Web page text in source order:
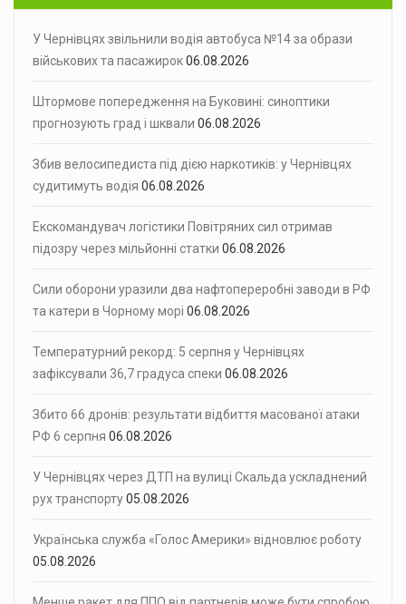
У Чернівцях звільнили водія автобуса №14 за образи
військових та пасажирок06.08.2026
Штормове попередження на Буковині: синоптики
прогнозують град і шквали 06.08.2026
Збив велосипедиста під дією наркотиків: у Чернівцях
судитимуть водія 06.08.2026
Екскомандувач логістики Повітряних сил отримав
підозру через мільйонні статки 06.08.2026
Сили оборони уразили два нафтопереробні заводи в РФ
та катери в Чорному морі 06.08.2026
Температурний рекорд: 5 серпня у Чернівцях
зафіксували 36,7 градуса спеки 06.08.2026
Збито 66 дронів: результати відбиття масованої атаки
РФ 6 серпня 06.08.2026
У Чернівцях через ДТП на вулиці Скальда ускладнений
рух транспорту05.08.2026
Українська служба «Голос Америки» відновлює роботу
05.08.2026